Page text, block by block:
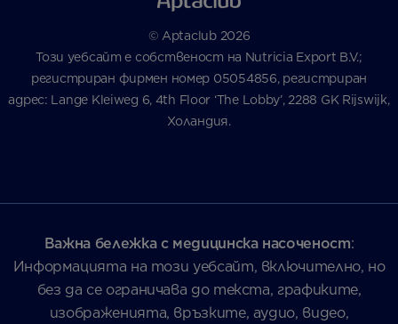
© Aptaclub 2026
Този уебсайт е собственост на Nutricia Export B.V.;
регистриран фирмен номер 05054856, регистриран
адрес: Lange Kleiweg 6, 4th Floor ‘The Lobby’, 2288 GK Rijswijk,
Холандия.
Важна бележка с медицинска насоченост:
Информацията на този уебсайт, включително, но
без да се ограничава до текста, графиките,
изображенията, връзките, аудио, видео,